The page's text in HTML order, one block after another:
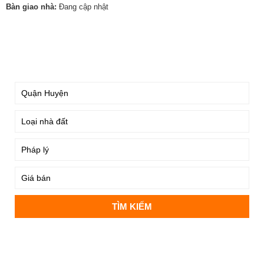
Bàn giao nhà: Đang cập nhật